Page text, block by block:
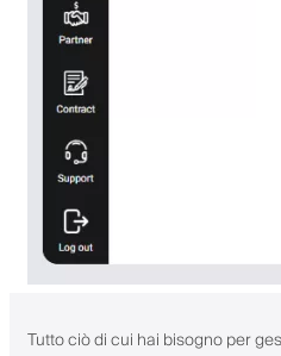
Tutto ciò di cui hai bisogno per